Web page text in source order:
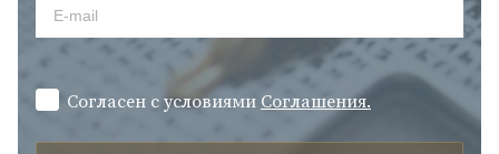
Согласен с условиями Cоглашения.